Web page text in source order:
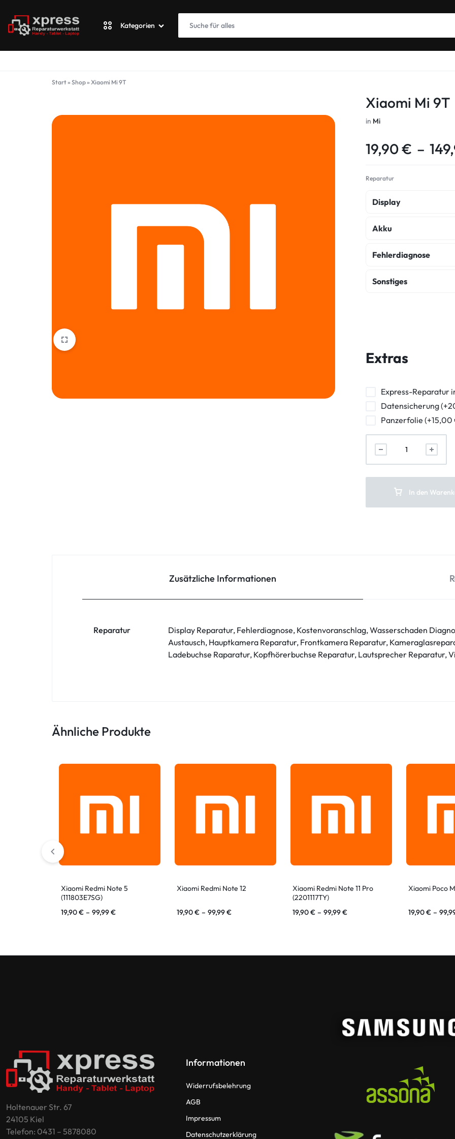
XPRESSWERKSTATT
Kategorien
Xiaomi
Start» Shop» Xiaomi Mi 9T
Xiaomi Mi 9T
in Mi
19,90€ –
Reparatur
Display
Display Reparatur
Akku
Akku Austausch
Fehlerdiagnose
Fehlerdiagnose
Sonstiges
Vibration Reparatur
Extras
Express-Reparatur
Datensicherung
Panzerfolie (+15,00
In den
Zusätzliche Informationen
Reparatur
Display Reparatur, Fehlerdiagnose, Kostenvoranschlag, Wasserschaden
Austausch, Hauptkamera Reparatur, Frontkamera Reparatur,
Ladebuchse Raparatur, Kopfhörerbuchse Reparatur, Lautsprecher Reparatur,
Ähnliche Produkte
Xiaomi Redmi Note 5
(111803E7SG)
19,90€ – 99,99€
Xiaomi Redmi Note 12
19,90€ – 99,99€
Xiaomi Redmi Note 11 Pro
(2201117TY)
19,90€ – 99,99€
Xiaomi Poco
19,90€ –
Holtenauer Str. 67
24105 Kiel
Telefon: 0431 – 5878080
Informationen
Widerrufsbelehrung
AGB
Impressum
Datenschutzerklärung